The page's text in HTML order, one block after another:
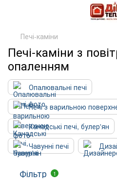
Печі-каміни
Печі-каміни з
опаленням
Опалювальні печі
Печі з варильною
Канадські печі, булер'ян
Чавунні печі
Фільтр 1